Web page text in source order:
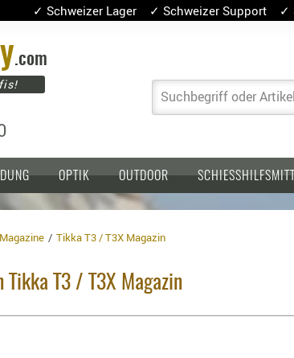
✓ Schweizer Lager ✓ Schweizer Support
.com
Suchbegriff oder
OPTIK OUTDOOR
Magazine Tikka T3 / T3X Magazin
Tikka T3 / T3X Magazin